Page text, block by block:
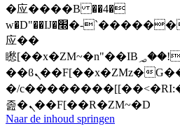
�应����B ��4�
w�D"��IJ�׭�-`������S��9�Dr�ji��EJ߅��gJ�
应��
矁[��x�ZM~�n"��IB؃��!'����Тѕ��+��(m��IK�ʭ�/|
��ϐܢ��F[��x�ZMz�G�� %嬩
�/
졾�ܢ��F[��R�ZM~�D
Naar de inhoud springen